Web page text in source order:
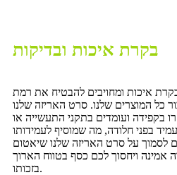
בקרת איכות ובדיקות
איכות ומחויבים להבטיח את רמת
כל המוצרים שלנו. סרט האריזה שלנו
בקפידה ועומדים בתקני התעשייה או
בפני חלודה, מה שמוסיף לעמידותו
לסמוך על סרט האריזה שלנו שיאטום
אמינה ויחסוך לכם כסף בטווח הארוך
בזכותו.